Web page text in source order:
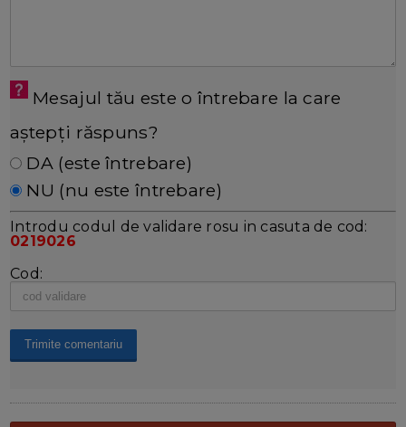
Mesajul tău este o întrebare la care
aștepți răspuns?
DA (este întrebare)
NU (nu este întrebare)
Introdu codul de validare rosu in casuta de cod:
0219026
Cod: